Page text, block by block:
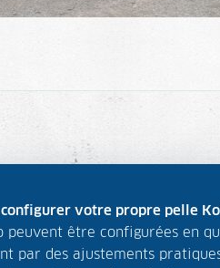
votre propre pelle
peuvent être configurées en
par des ajustements